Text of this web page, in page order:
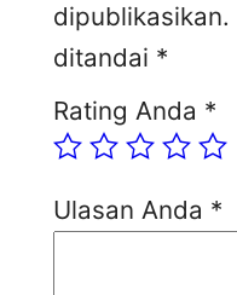
dipublikasikan.
ditandai *
Rating Anda *
Ulasan Anda *